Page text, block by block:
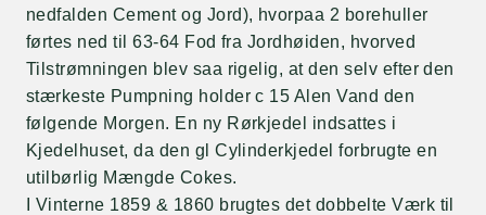
nedfalden Cement og Jord), hvorpaa 2 borehuller
førtes ned til 63-64 Fod fra Jordhøiden, hvorved
Tilstrømningen blev saa rigelig, at den selv efter den
stærkeste Pumpning holder c 15 Alen Vand den
følgende Morgen. En ny Rørkjedel indsattes i
Kjedelhuset, da den gl Cylinderkjedel forbrugte en
utilbørlig Mængde Cokes.
I Vinterne 1859 & 1860 brugtes det dobbelte Værk til